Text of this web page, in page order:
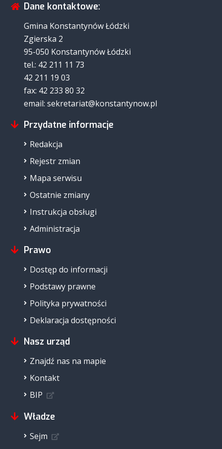
Dane kontaktowe:
Gmina Konstantynów Łódzki
Zgierska 2
95-050 Konstantynów Łódzki
tel.: 42 211 11 73
42 211 19 03
fax: 42 233 80 32
email: sekretariat@konstantynow.pl
Przydatne informacje
Redakcja
Rejestr zmian
Mapa serwisu
Ostatnie zmiany
Instrukcja obsługi
Administracja
Prawo
Dostęp do informacji
Podstawy prawne
Polityka prywatności
Deklaracja dostępności
Nasz urząd
Znajdź nas na mapie
Kontakt
BIP
Władze
Sejm